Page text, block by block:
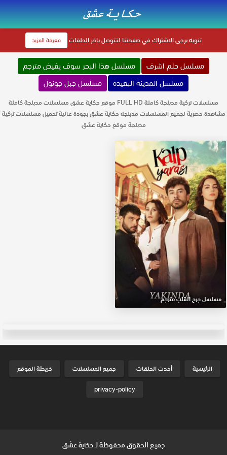
تنويهيرجى الاشتراك في صفحتنا لتتوصل باخر الحلقات معرفة المزيد
مسلسل حلم اشرف
مسلسل هذا البحر سوف يفيض مترجم
مسلسل المدينة البعيدة
مسلسل جبل جونول
مسلسلات تركية مدبلجة كاملة FULL HD موقع حكاية عشق مسلسلات مدبلجة كاملة
مشاهدة حصرية لجميع المسلسلات مدبلجه حكاية عشق بجودة عالية تحميل مسلسلات تركية
مدبلجة موقع حكاية عشق
مسلسل جرح القلب مترجم
الرئيسية أحدث الحلقات جميع المسلسلات
خريطة الموقع
privacy-policy
جميع الحقوق محفوظة لـحكاية عشق